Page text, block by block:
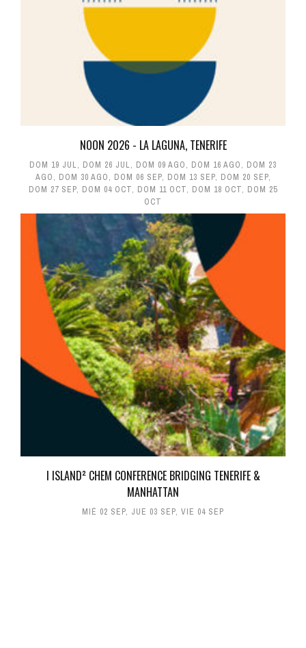
NOON 2026 - LA LAGUNA, TENERIFE
DOM 19 JUL, DOM 26 JUL, DOM 09 AGO, DOM 16 AGO, DOM 23
AGO, DOM 30 AGO, DOM 06 SEP, DOM 13 SEP, DOM 20 SEP,
DOM 27 SEP, DOM 04 OCT, DOM 11 OCT, DOM 18 OCT, DOM 25
OCT
I ISLAND² CHEM CONFERENCE BRIDGING TENERIFE &
MANHATTAN
MIÉ 02 SEP, JUE 03 SEP, VIE 04 SEP